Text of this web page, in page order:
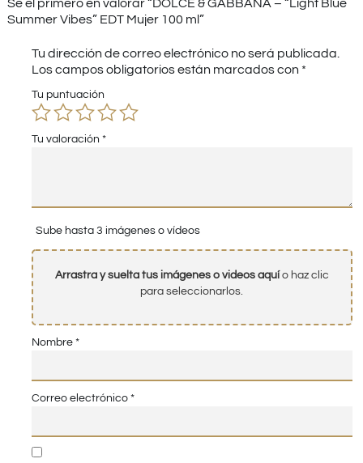
Sé el primero en valorar “DOLCE & GABBANA – “Light Blue
Summer Vibes” EDT Mujer 100 ml”
Tu dirección de correo electrónico no será publicada.
Los campos obligatorios están marcados con *
Tu puntuación
Tu valoración *
Sube hasta 3 imágenes o vídeos
Arrastra y suelta tus imágenes o videos aquío haz clic
para seleccionarlos.
Nombre *
Correo electrónico *